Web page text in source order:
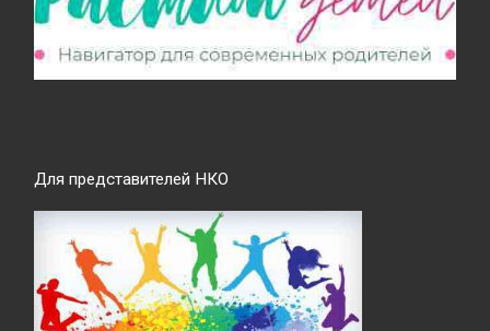
Для представителей НКО